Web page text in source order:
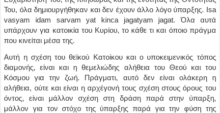
Του, όλα δημιουργήθηκαν και δεν έχουν άλλο λόγο ύπαρξης. Isa
vasyam idam sarvam yat kinca jagatyam jagat. Όλα αυτά
υπάρχουν για κατοικία του Κυρίου, το κάθε τι και όποιο πράγμα
που κινείται μέσα της.
Αυτή η σχέση του θεϊκού Κατοίκου και ο υποκειμενικός τόπος
διαμονής, είναι και η θεμελιώδης αλήθεια του Θεού και του
Κόσμου για την ζωή. Πράγματι, αυτό δεν είναι ολάκερη η
αλήθεια, ούτε και είναι η αρχέγονή τους σχέση στους όρους του
όντος, είναι μάλλον σχέση στη δράση παρά στην ύπαρξη,
μάλλον για τον στόχο της ύπαρξης παρά για την φύση της